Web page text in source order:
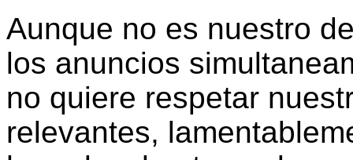
Aunque no es nuestro
los anuncios
no quiere respetar
relevantes,